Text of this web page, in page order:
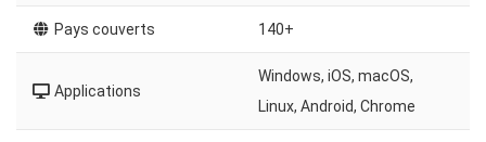
Pays couverts 140+
Applications
Windows, iOS, macOS,
Linux, Android, Chrome